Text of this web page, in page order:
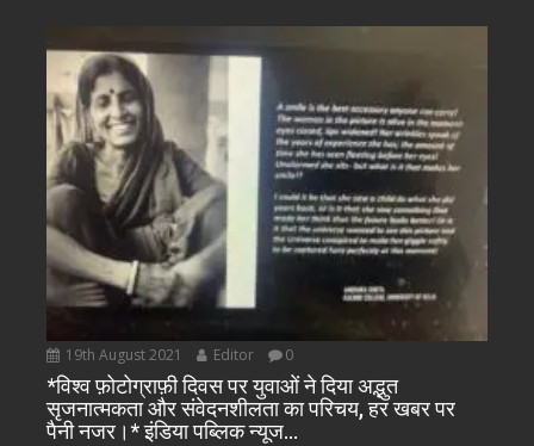
19th August 2021 Editor 0
*विश्व फ़ोटोग्राफ़ी दिवस पर युवाओं ने दिया अद्भुत
सृजनात्मकता और संवेदनशीलता का परिचय, हर खबर पर
पैनी नजर।* इंडिया पब्लिक न्यूज…